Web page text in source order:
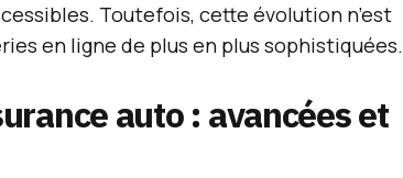
Toutefois, cette évolution n’est
en ligne de plus en plus sophistiquées.
auto : avancées et